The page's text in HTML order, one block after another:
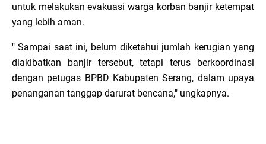
untuk melakukan evakuasi warga korban banjir ketempat
yang lebih aman.
" Sampai saat ini, belum diketahui jumlah kerugian yang
diakibatkan banjir tersebut, tetapi terus berkoordinasi
dengan petugas BPBD Kabupaten Serang, dalam upaya
penanganan tanggap darurat bencana," ungkapnya.